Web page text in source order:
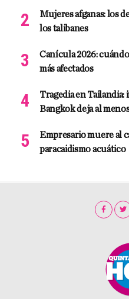
Mujeres afganas: los
los talibanes
Canícula 2026:
más afectados
Tragedia en
Bangkok deja al
Empresario muere al
paracaidismo acuático